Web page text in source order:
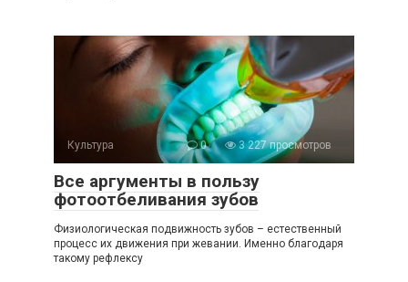
Культура 0 3 227 просмотров
Все аргументы в пользу
фотоотбеливания зубов
Физиологическая подвижность зубов – естественный
процесс их движения при жевании. Именно благодаря
такому рефлексу